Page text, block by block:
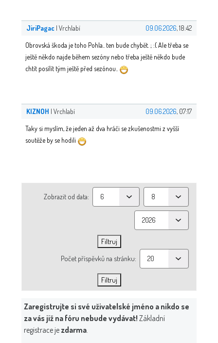
JiriPagac | Vrchlabí 09.06.2026, 18:42
Obrovská škoda je toho Pohla.. ten bude chybět. ; :( Ale třeba se
ještě někdo najde během sezóny nebo třeba ještě někdo bude
chtít posílít tým ještě před sezónou..
KIZNOH | Vrchlabí 09.06.2026, 07:17
Taky si myslím, že jeden až dva hráči se zkušenostmi z vyšší
soutěže by se hodili
Zobrazit od data:
Počet příspěvků na stránku:
Zaregistrujte si své uživatelské jméno a nikdo se
za vás již na fóru nebude vydávat! Základní
registrace je zdarma